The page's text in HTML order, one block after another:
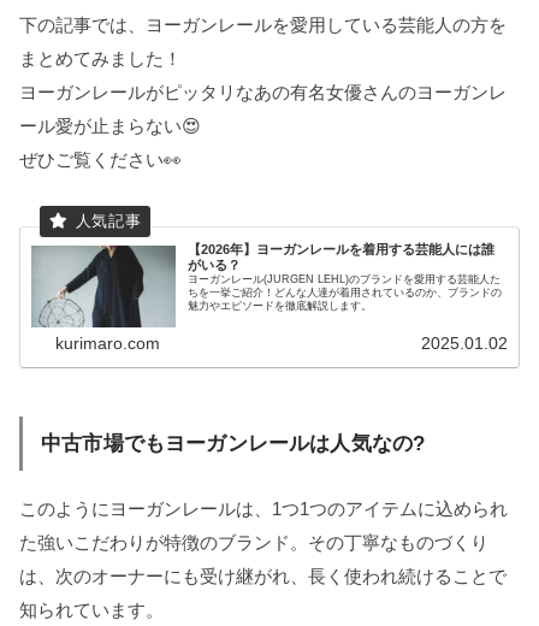
下の記事では、ヨーガンレールを愛用している芸能人の方を
まとめてみました！
ヨーガンレールがピッタリなあの有名女優さんのヨーガンレ
ール愛が止まらない😍
ぜひご覧ください👀
【2026年】ヨーガンレールを着用する芸能人には誰
がいる？
ヨーガンレール(JURGEN LEHL)のブランドを愛用する芸能人た
ちを一挙ご紹介！どんな人達が着用されているのか、ブランドの
魅力やエピソードを徹底解説します。
kurimaro.com 2025.01.02
中古市場でもヨーガンレールは人気なの?
このようにヨーガンレールは、1つ1つのアイテムに込められ
た強いこだわりが特徴のブランド。その丁寧なものづくり
は、次のオーナーにも受け継がれ、長く使われ続けることで
知られています。